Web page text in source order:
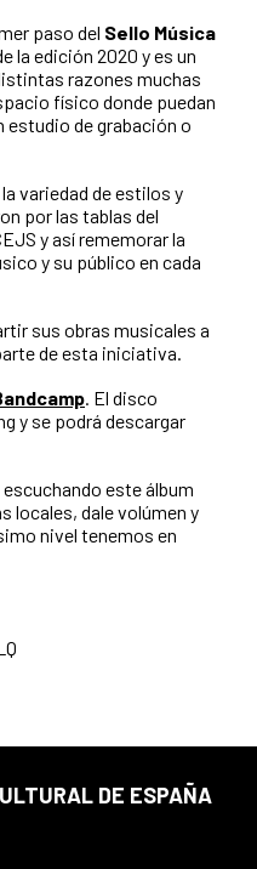
paso del Sello Música
la edición 2020 y es un
razones muchas
físico donde puedan
estudio de grabación o
variedad de estilos y
por las tablas del
y así rememorar la
y su público en cada
sus obras musicales a
de esta iniciativa.
. El disco
y se podrá descargar
este álbum
dale volúmen y
nivel tenemos en
DE ESPAÑA